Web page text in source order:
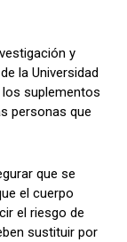
y
la Universidad
suplementos
personas que
que se
el cuerpo
el riesgo de
sustituir por